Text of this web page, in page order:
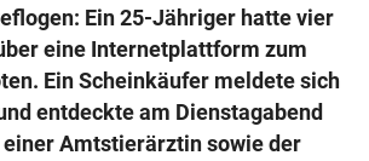
Ein 25-Jähriger hatte vier
eine Internetplattform zum
Ein Scheinkäufer meldete sich
entdeckte am Dienstagabend
Amtstierärztin sowie der